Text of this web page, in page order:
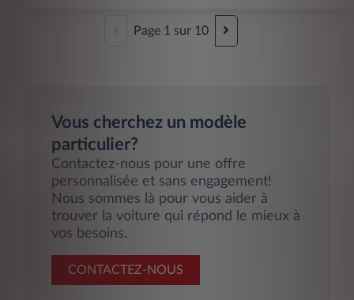
Page 1 sur 10
Vous cherchez un modèle
particulier?
Contactez-nous pour une offre
personnalisée et sans engagement!
Nous sommes là pour vous aider à
trouver la voiture qui répond le mieux à
vos besoins.
CONTACTEZ-NOUS